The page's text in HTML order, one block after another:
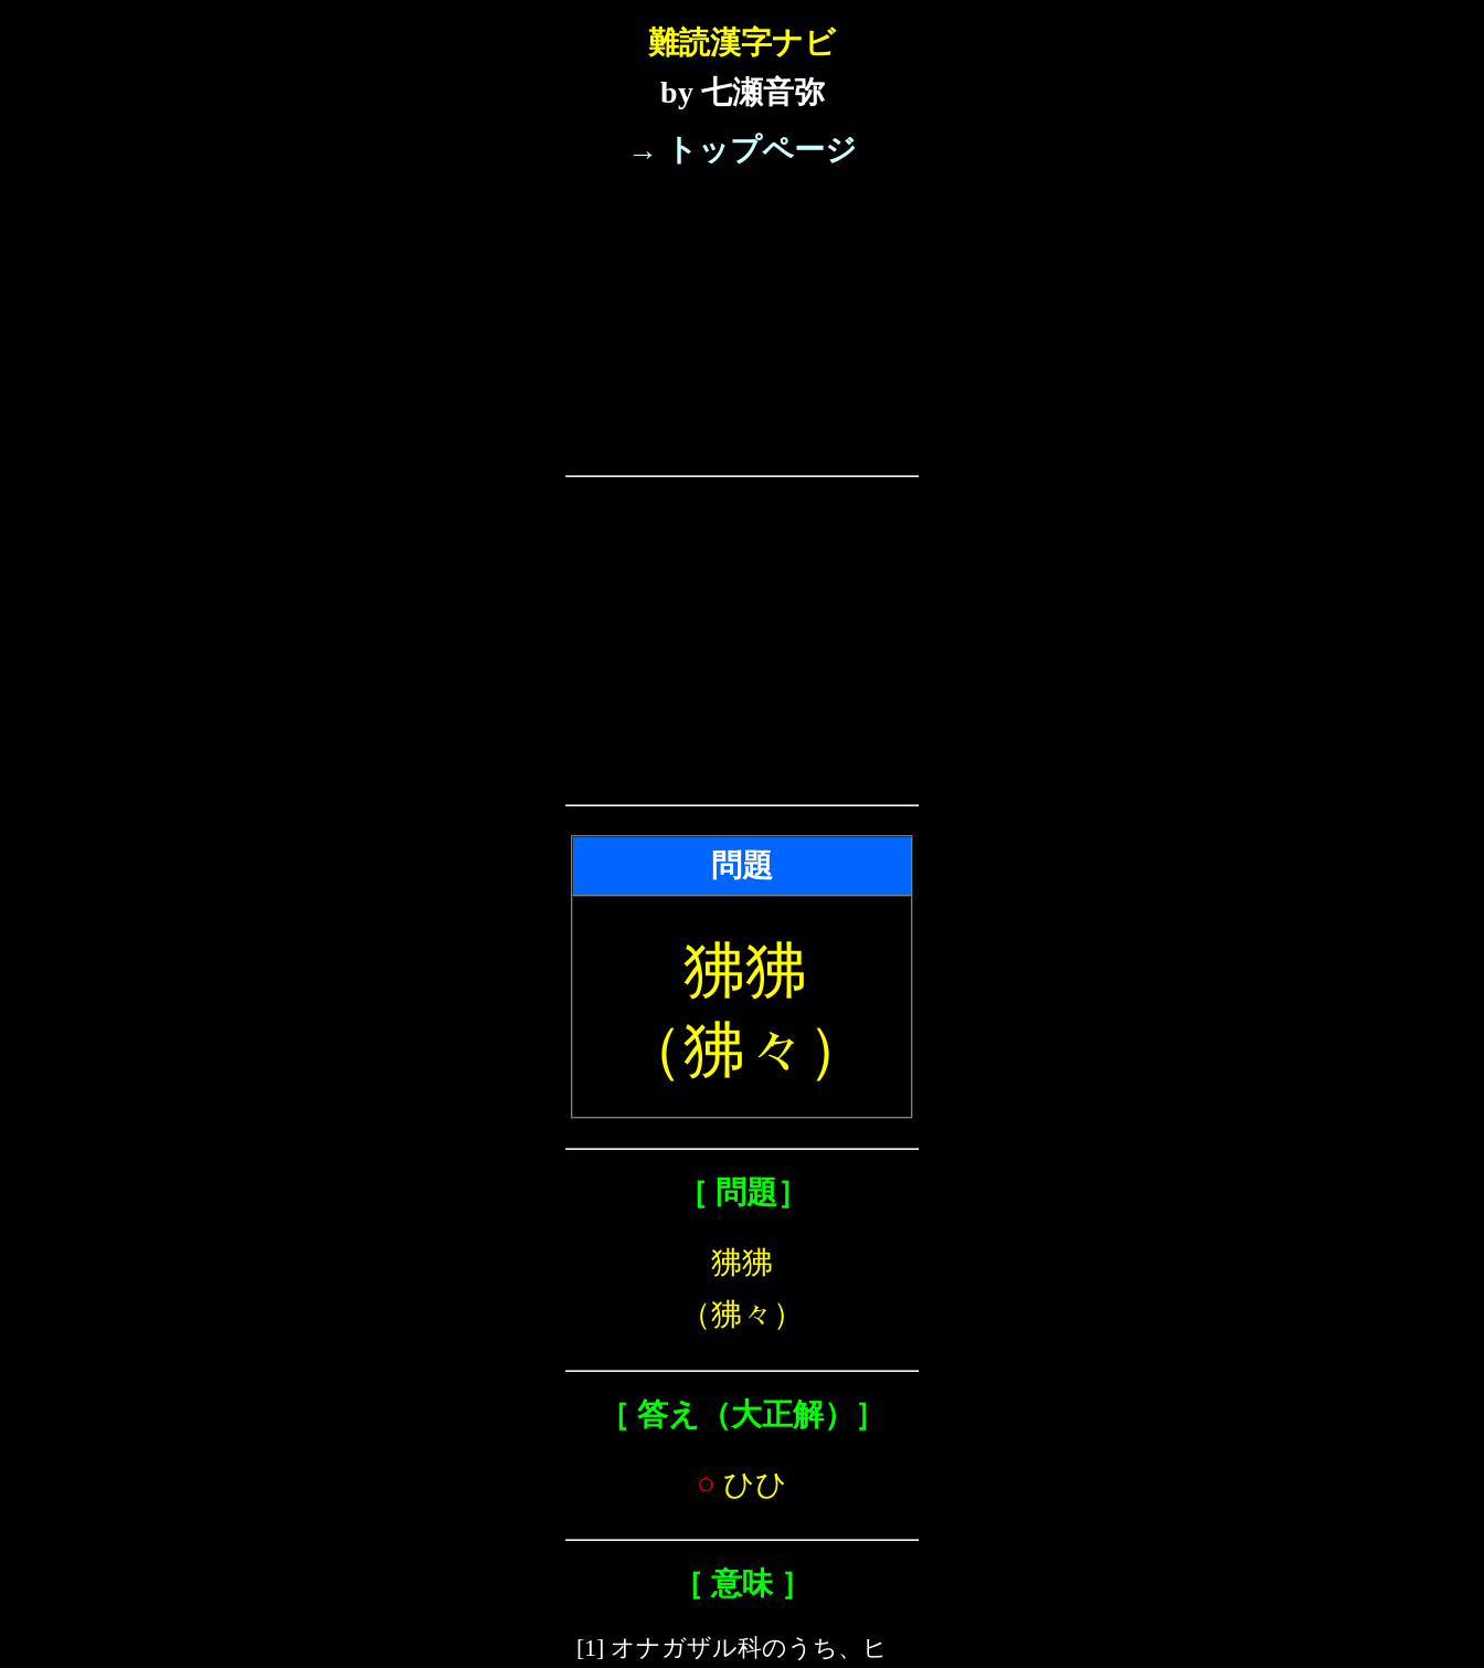
難読漢字ナビ
by 七瀬音弥
→ トップページ
問題
狒狒
（狒々）
［ 問題］
狒狒
（狒々）
［ 答え（大正解）］
○ ひひ
［ 意味 ］
[1] オナガザル科のうち、ヒ